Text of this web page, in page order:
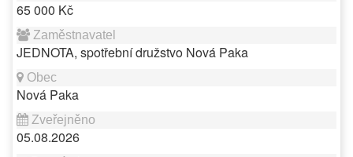
65 000 Kč
JEDNOTA, spotřební družstvo Nová Paka
Nová Paka
05.08.2026